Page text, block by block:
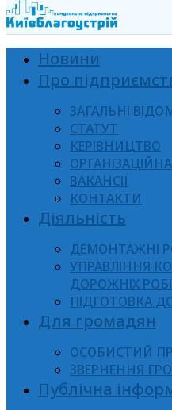
Новини
Про
ЗАГАЛЬНІ
СТАТУТ
КЕРІВНИЦТВО
ВАКАНСІЇ
КОНТАКТИ
Діяльність
ДЕМОНТАЖНІ
УПРАВЛІННЯ
ДОРОЖНІХ
ПІДГОТОВКА
Для громадян
ОСОБИСТИЙ
ЗВЕРНЕННЯ
Публічна